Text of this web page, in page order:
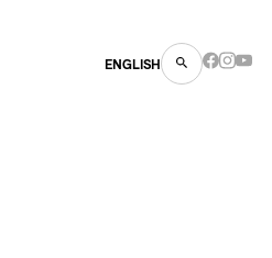
ENGLISH